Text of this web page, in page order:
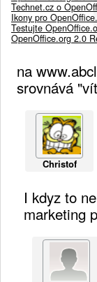
Technet.cz o
Ikony pro
Testujte
OpenOffice.org 2.0
na
srovnává
Christof
I kdyz to
marketing